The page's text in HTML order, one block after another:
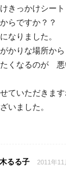
きっかけシー
らですか？？
なりました。
かりな場所から
くなるのが 悪
ていただきます
いました。
るる子 2011年11